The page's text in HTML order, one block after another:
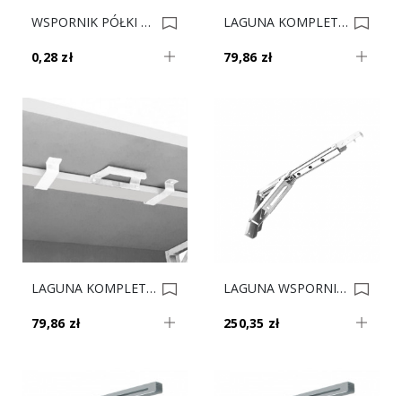
WSPORNIK PÓŁKI WURTH DO SZKŁA A0683311130961 TYP 1 K-LINE Chrom 0020217
0,28 zł
LAGUNA KOMPLET SPRZĘGAJĄCY DO WSPORNIKÓW Czarny Mat 4468-3 L 0016058
79,86 zł
LAGUNA KOMPLET SPRZĘGAJĄCY DO WSPORNIKÓW Biały Mat 4468-2 L 0016057
79,86 zł
LAGUNA WSPORNIK BLATU 50kg Biały Mat (2szt) 4466-2 L 0016055
250,35 zł